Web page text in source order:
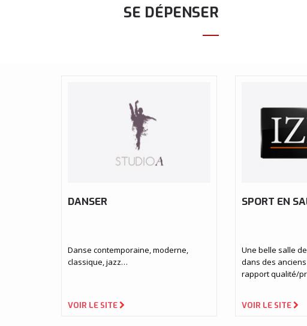
SE DÉPENSER
DANSER
Danse contemporaine, moderne,
classique, jazz…
VOIR LE SITE
SPORT EN
Une belle salle
dans des
rapport qualité/
VOIR LE SITE